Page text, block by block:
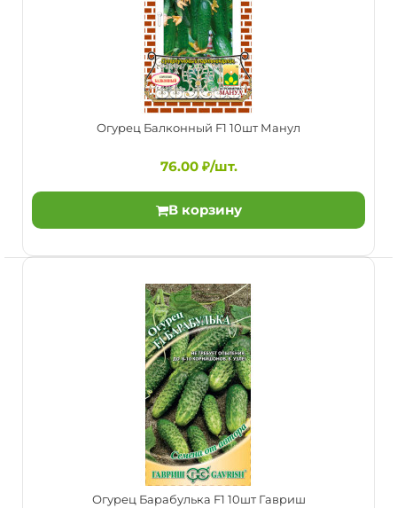
Особенности: партенокарпический скороспелый
пучковый корнишон женского типа цветения;
одновременный ..
Огурец Балконный F1 10шт Манул
76.00 ₽/шт.
Огурец Балконный F1 10шт Манул
76.00 ₽/шт.
В корзину
Огурец Барабулька F1 10шт Гавриш